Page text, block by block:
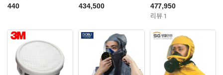
440
434,500
477,950
리뷰 1